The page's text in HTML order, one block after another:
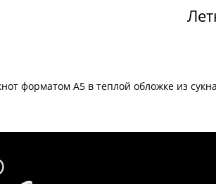
форматом А5 в теплой обложке из